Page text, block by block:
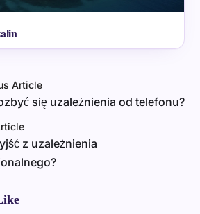
Article
się uzależnienia od telefonu?
z uzależnienia